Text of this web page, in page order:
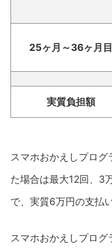
25ヶ月～36ヶ月目
実質負担額
スマホおかえしプロ
た場合は最大12回、3
で、実質6万円の支払
スマホおかえしプロ